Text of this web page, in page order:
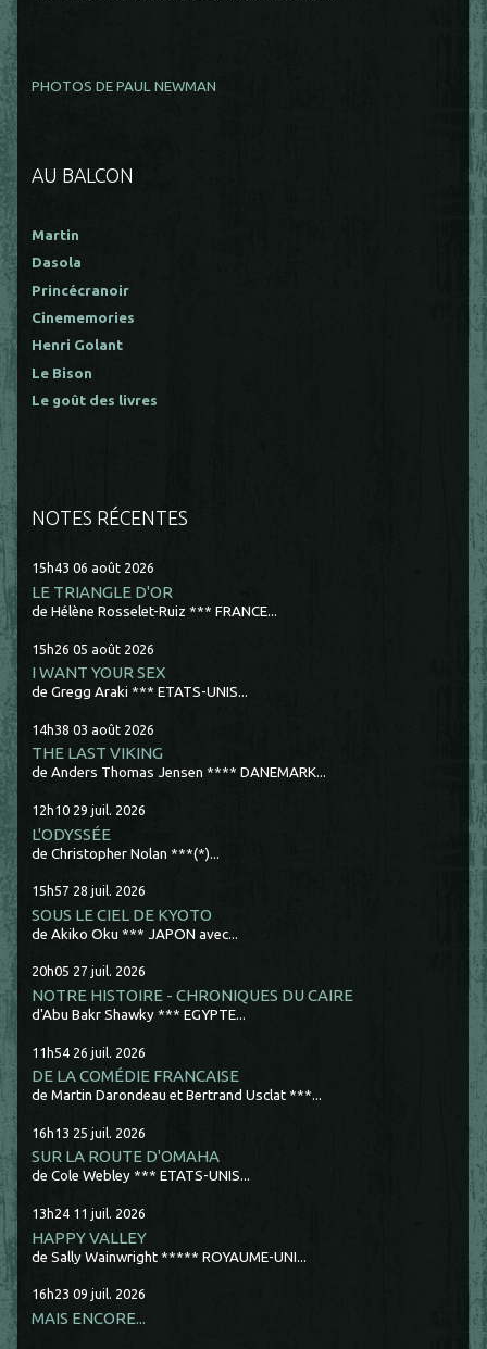
PHOTOS DE PAUL NEWMAN
AU BALCON
Martin
Dasola
Princécranoir
Cinememories
Henri Golant
Le Bison
Le goût des livres
NOTES RÉCENTES
15h43 06 août 2026
LE TRIANGLE D'OR
de Hélène Rosselet-Ruiz *** FRANCE...
15h26 05 août 2026
I WANT YOUR SEX
de Gregg Araki *** ETATS-UNIS...
14h38 03 août 2026
THE LAST VIKING
de Anders Thomas Jensen **** DANEMARK...
12h10 29 juil. 2026
L'ODYSSÉE
de Christopher Nolan ***(*)...
15h57 28 juil. 2026
SOUS LE CIEL DE KYOTO
de Akiko Oku *** JAPON avec...
20h05 27 juil. 2026
NOTRE HISTOIRE - CHRONIQUES DU CAIRE
d'Abu Bakr Shawky *** EGYPTE...
11h54 26 juil. 2026
DE LA COMÉDIE FRANCAISE
de Martin Darondeau et Bertrand Usclat ***...
16h13 25 juil. 2026
SUR LA ROUTE D'OMAHA
de Cole Webley *** ETATS-UNIS...
13h24 11 juil. 2026
HAPPY VALLEY
de Sally Wainwright ***** ROYAUME-UNI...
16h23 09 juil. 2026
MAIS ENCORE...